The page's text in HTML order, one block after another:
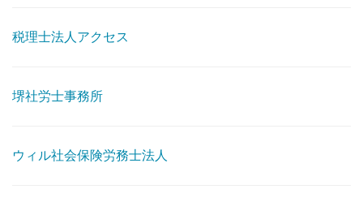
税理士法人アクセス
堺社労士事務所
ウィル社会保険労務士法人